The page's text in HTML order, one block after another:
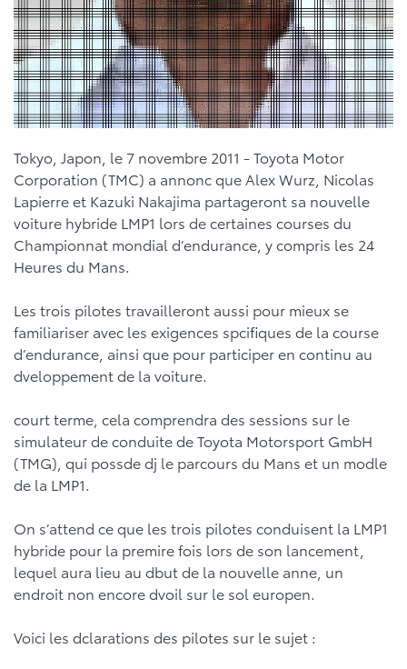
Tokyo, Japon, le 7 novembre 2011 - Toyota Motor
Corporation (TMC) a annonc que Alex Wurz, Nicolas
Lapierre et Kazuki Nakajima partageront sa nouvelle
voiture hybride LMP1 lors de certaines courses du
Championnat mondial d’endurance, y compris les 24
Heures du Mans.
Les trois pilotes travailleront aussi pour mieux se
familiariser avec les exigences spcifiques de la course
d’endurance, ainsi que pour participer en continu au
dveloppement de la voiture.
court terme, cela comprendra des sessions sur le
simulateur de conduite de Toyota Motorsport GmbH
(TMG), qui possde dj le parcours du Mans et un modle
de la LMP1.
On s’attend ce que les trois pilotes conduisent la LMP1
hybride pour la premire fois lors de son lancement,
lequel aura lieu au dbut de la nouvelle anne, un
endroit non encore dvoil sur le sol europen.
Voici les dclarations des pilotes sur le sujet :